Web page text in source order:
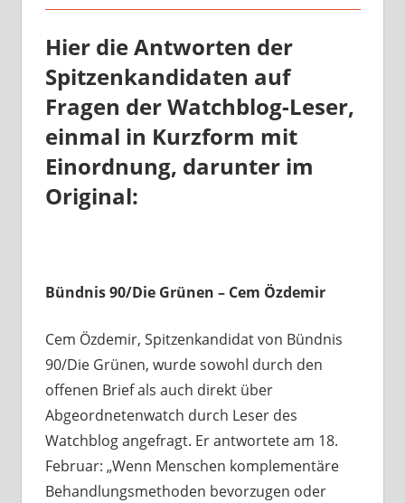
Hier die Antworten der
Spitzenkandidaten auf
Fragen der Watchblog-Leser,
einmal in Kurzform mit
Einordnung, darunter im
Original:
Bündnis 90/Die Grünen – Cem Özdemir
Cem Özdemir, Spitzenkandidat von Bündnis
90/Die Grünen, wurde sowohl durch den
offenen Brief als auch direkt über
Abgeordnetenwatch durch Leser des
Watchblog angefragt. Er antwortete am 18.
Februar: „Wenn Menschen komplementäre
Behandlungsmethoden bevorzugen oder